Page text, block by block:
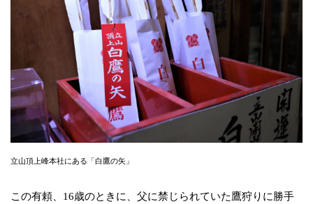
立山頂上峰本社にある「白鷹の矢」
この有頼、16歳のときに、父に禁じられていた鷹狩りに勝手